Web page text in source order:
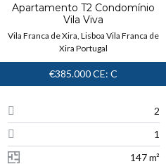
Apartamento T2 Condomínio
Vila Viva
Vila Franca de Xira, Lisboa Vila Franca de
Xira Portugal
€385.000CE: C
2
1
147 m²